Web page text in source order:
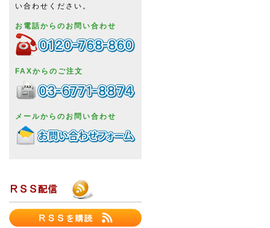
い合わせください。
お電話からのお問い合わせ
FAXからのご注文
メールからのお問い合わせ